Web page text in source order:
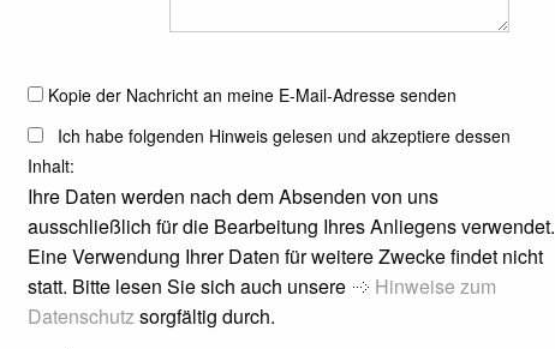
Kopie der Nachricht an meine E-Mail-Adresse senden
Ich habe folgenden Hinweis gelesen und akzeptiere dessen
Inhalt:
Ihre Daten werden nach dem Absenden von uns
ausschließlich für die Bearbeitung Ihres Anliegens verwendet.
Eine Verwendung Ihrer Daten für weitere Zwecke findet nicht
statt. Bitte lesen Sie sich auch unsere
Hinweise zum
Datenschutzsorgfältig durch.